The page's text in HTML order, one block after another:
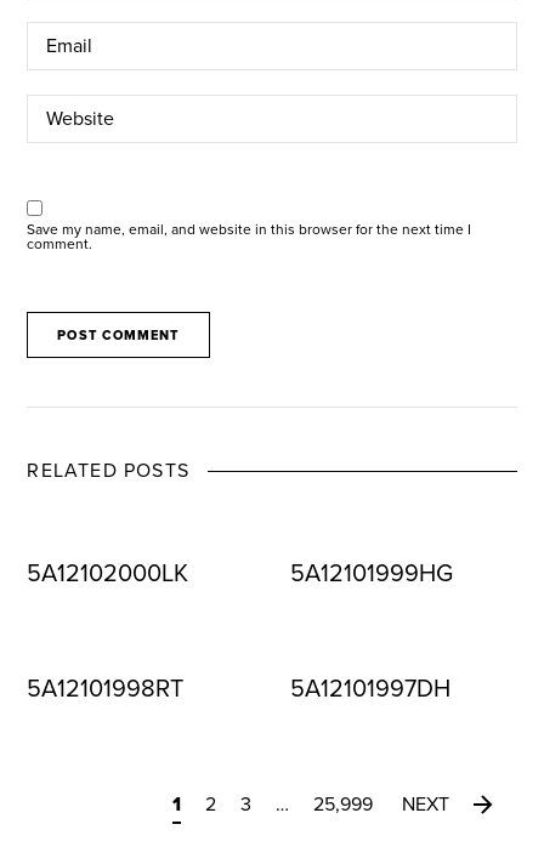
Save my name, email, and website in this browser for the next time I
comment.
RELATED POSTS
5A12102000LK 5A12101999HG
5A12101998RT 5A12101997DH
1 2 3 … 25,999 NEXT